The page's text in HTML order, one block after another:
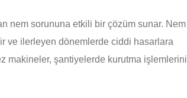
nem sorununa etkili bir çözüm sunar. Nem
ve ilerleyen dönemlerde ciddi hasarlara
makineler, şantiyelerde kurutma işlemlerini